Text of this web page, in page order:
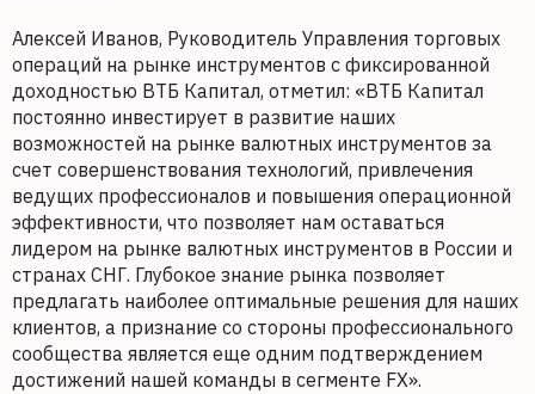
Алексей Иванов, Руководитель Управления торговых
операций на рынке инструментов с фиксированной
доходностью ВТБ Капитал, отметил: «ВТБ Капитал
постоянно инвестирует в развитие наших
возможностей на рынке валютных инструментов за
счет совершенствования технологий, привлечения
ведущих профессионалов и повышения операционной
эффективности, что позволяет нам оставаться
лидером на рынке валютных инструментов в России и
странах СНГ. Глубокое знание рынка позволяет
предлагать наиболее оптимальные решения для наших
клиентов, а признание со стороны профессионального
сообщества является еще одним подтверждением
достижений нашей команды в сегменте FX».